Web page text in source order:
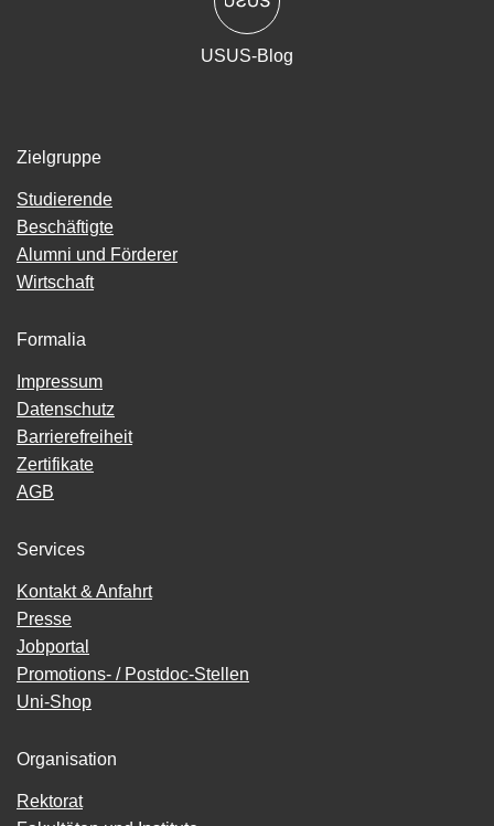
USUS-Blog
Zielgruppe
Studierende
Beschäftigte
Alumni und Förderer
Wirtschaft
Formalia
Impressum
Datenschutz
Barrierefreiheit
Zertifikate
AGB
Services
Kontakt & Anfahrt
Presse
Jobportal
Promotions- / Postdoc-Stellen
Uni-Shop
Organisation
Rektorat